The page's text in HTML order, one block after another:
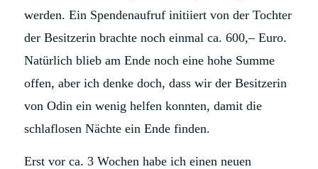
werden. Ein Spendenaufruf initiiert von der Tochter
der Besitzerin brachte noch einmal ca. 600,– Euro.
Natürlich blieb am Ende noch eine hohe Summe
offen, aber ich denke doch, dass wir der Besitzerin
von Odin ein wenig helfen konnten, damit die
schlaflosen Nächte ein Ende finden.
Erst vor ca. 3 Wochen habe ich einen neuen